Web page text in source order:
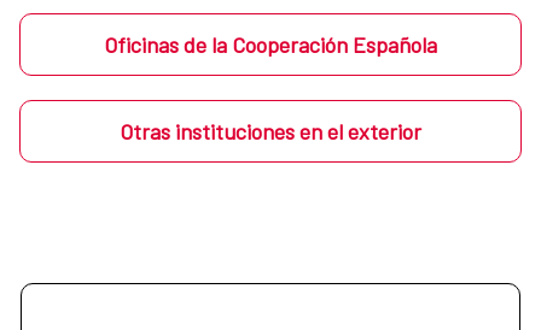
Oficinas de la Cooperación Española
Otras instituciones en el exterior